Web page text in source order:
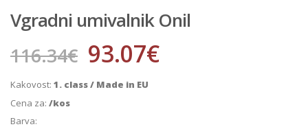
Vgradni umivalnik Onil
116.34€ 93.07€
Kakovost: 1. class / Made in EU
Cena za: /kos
Barva: